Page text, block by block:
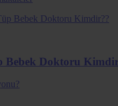
Doktoru